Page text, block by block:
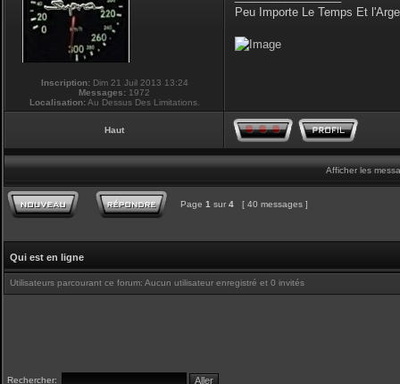
Inscription:Dim 21 Juil 2013 13:24
Messages: 1972
Localisation:Au Dessus Des Limitations.
Peu Importe Le Temps Et
Haut
Afficher les
Page 1 sur 4 [ 40 messages ]
Qui est en ligne
Utilisateurs parcourant ce forum: Aucun utilisateur enregistré et 0 invités
Rechercher: